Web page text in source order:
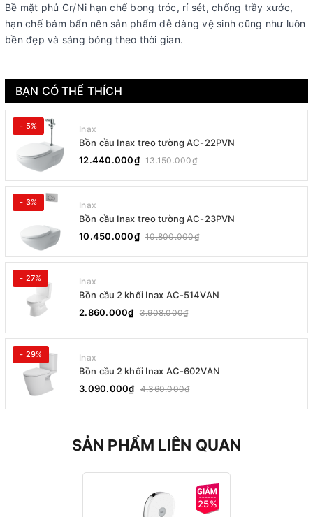
Bề mặt phủ Cr/Ni hạn chế bong tróc, rỉ sét, chống trầy xước,
hạn chế bám bẩn nên sản phẩm dễ dàng vệ sinh cũng như luôn
bền đẹp và sáng bóng theo thời gian.
BẠN CÓ THỂ THÍCH
- 5% Inax
Bồn cầu Inax treo tường AC-22PVN
12.440.000₫ 13.150.000₫
- 3% Inax
Bồn cầu Inax treo tường AC-23PVN
10.450.000₫ 10.800.000₫
- 27% Inax
Bồn cầu 2 khối Inax AC-514VAN
2.860.000₫ 3.908.000₫
- 29% Inax
Bồn cầu 2 khối Inax AC-602VAN
3.090.000₫ 4.360.000₫
SẢN PHẨM LIÊN QUAN
25%